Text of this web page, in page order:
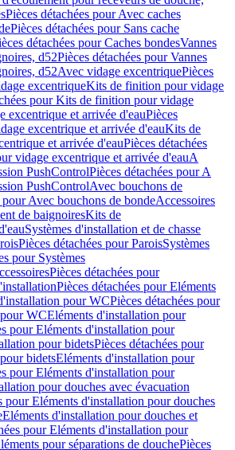
Pièces détachées pour Avec caches
Pièces détachées pour Sans cache
détachées pour Caches bondesVannes
d52Pièces détachées pour Vannes
d52Avec vidage excentriquePièces
excentriqueKits de finition pour vidage
pour Kits de finition pour vidage
excentrique et arrivée d'eauPièces
excentrique et arrivée d'eauKits de
et arrivée d'eauPièces détachées
vidage excentrique et arrivée d'eauA
PushControlPièces détachées pour A
PushControlAvec bouchons de
pour Avec bouchons de bondeAccessoires
de baignoiresKits de
Systèmes d'installation et de chasse
Pièces détachées pour ParoisSystèmes
pour Systèmes
Pièces détachées pour
Pièces détachées pour Eléments
pour WCPièces détachées pour
WCEléments d'installation pour
pour Eléments d'installation pour
pour bidetsPièces détachées pour
bidetsEléments d'installation pour
pour Eléments d'installation pour
pour douches avec évacuation
pour Eléments d'installation pour douches
Eléments d'installation pour douches et
pour Eléments d'installation pour
pour séparations de douchePièces